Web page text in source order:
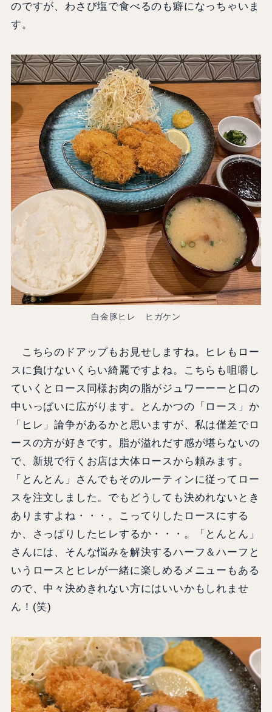
のですが、わさび塩で食べるのも癖になっちゃいま
す。
白金豚ヒレ ヒガケン
こちらのドアップもお見せしますね。ヒレもロー
スに負けないくらい綺麗ですよね。こちらも咀嚼し
ていくとロース同様お肉の脂がジュワーーーと口の
中いっぱいに広がります。とんかつの「ロース」か
「ヒレ」論争があるかと思いますが、私は僅差でロ
ースの方が好きです。脂が溢れだす感が堪らないの
で、新規で行くお店は大体ロースから頼みます。
「とんとん」さんでもそのルーティンに従ってロー
スを注文しました。でもどうしても決めれないとき
ありますよね・・・。こってりしたロースにする
か、さっぱりしたヒレするか・・・。「とんとん」
さんには、そんな悩みを解決するハーフ＆ハーフと
いうロースとヒレが一緒に楽しめるメニューもある
ので、中々決めきれない方にはいいかもしれませ
ん！(笑)